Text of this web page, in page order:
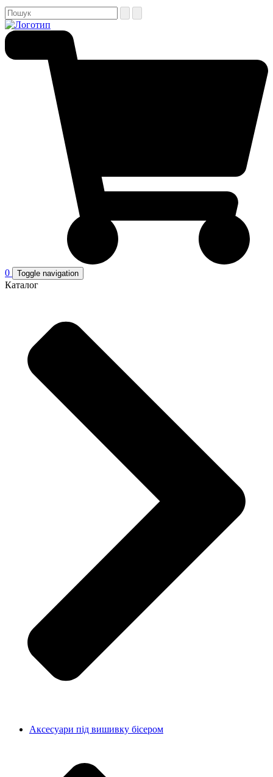
0 Toggle navigation
Каталог
Аксесуари під вишивку бісером